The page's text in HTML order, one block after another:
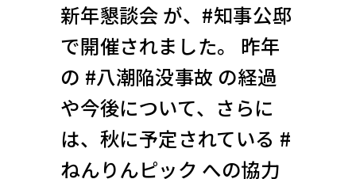
新年懇談会 が、#知事公邸
で開催されました。 昨年
の #八潮陥没事故 の経過
や今後について、さらに
は、秋に予定されている #
ねんりんピック への協力